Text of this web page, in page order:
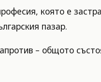
която е
пазар.
– общото